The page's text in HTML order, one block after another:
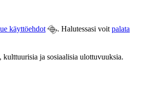
käyttöehdot . Halutessasi voit palata
ja sosiaalisia ulottuvuuksia.